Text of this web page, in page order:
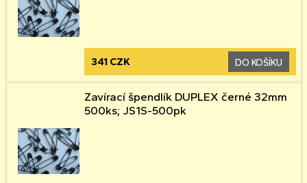
341 CZK DO KOŠÍKU
Zavírací špendlík DUPLEX černé 32mm
500ks; JS1S-500pk